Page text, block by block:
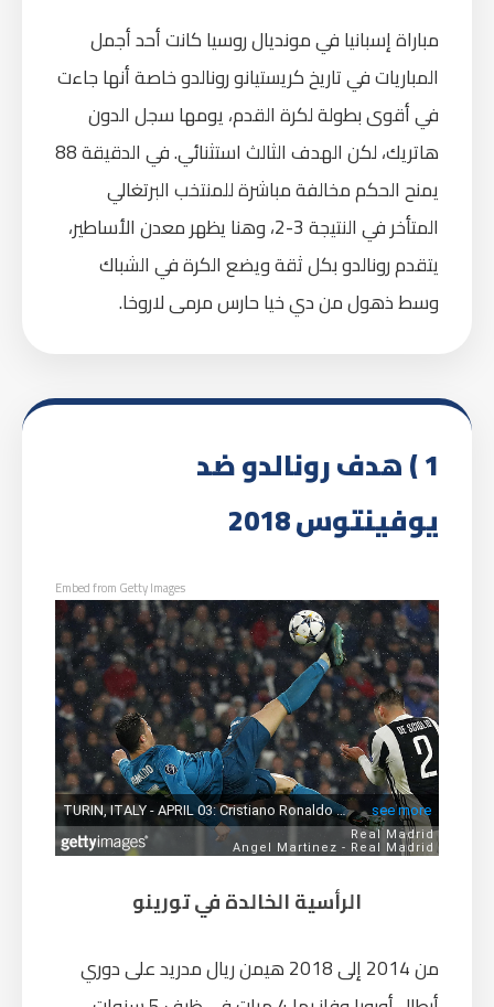
مباراة إسبانيا في مونديال روسيا كانت أحد أجمل
المباريات في تاريخ كريستيانو رونالدو خاصة أنها جاءت
في أقوى بطولة لكرة القدم، يومها سجل الدون
هاتريك، لكن الهدف الثالث استثنائي. في الدقيقة 88
يمنح الحكم مخالفة مباشرة للمنتخب البرتغالي
المتأخر في النتيجة 3-2، وهنا يظهر معدن الأساطير،
يتقدم رونالدو بكل ثقة ويضع الكرة في الشباك
وسط ذهول من دي خيا حارس مرمى لاروخا.
1 ) هدف رونالدو ضد
يوفينتوس 2018
Embed from Getty Images
الرأسية الخالدة في تورينو
من 2014 إلى 2018 هيمن ريال مدريد على دوري